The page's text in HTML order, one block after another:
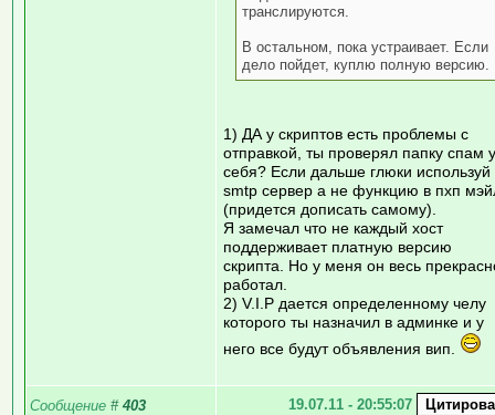
транслируются.
В остальном, пока устраивает. Если
дело пойдет, куплю полную версию.
1) ДА у скриптов есть проблемы с
отправкой, ты проверял папку спам у
себя? Если дальше глюки используй
smtp сервер а не функцию в пхп
(придется дописать самому).
Я замечал что не каждый хост
поддерживает платную версию
скрипта. Но у меня он весь
работал.
2) V.I.P дается определенному челу
которого ты назначил в админке и у
него все будут объявления вип.
Сообщение # 403 19.07.11 - 20:55:07